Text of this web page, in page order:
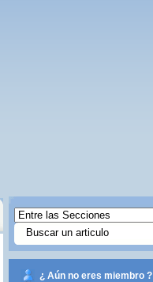
¿ Aún no eres miembro ?